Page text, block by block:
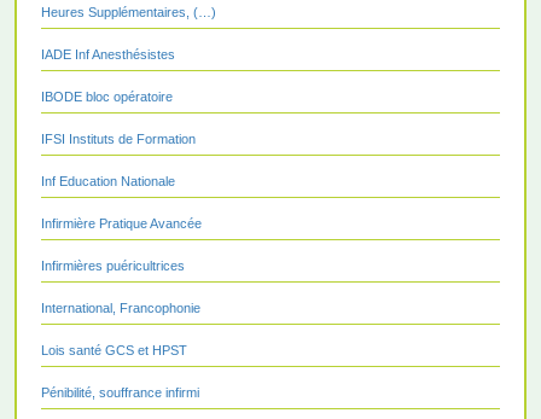
Heures Supplémentaires, (…)
IADE Inf Anesthésistes
IBODE bloc opératoire
IFSI Instituts de Formation
Inf Education Nationale
Infirmière Pratique Avancée
Infirmières puéricultrices
International, Francophonie
Lois santé GCS et HPST
Pénibilité, souffrance infirmi